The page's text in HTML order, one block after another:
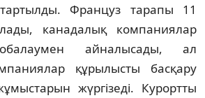
Француз тарапы 11
канадалық компаниялар
айналысады, ал
құрылысты басқару
жүргізеді. Курортты